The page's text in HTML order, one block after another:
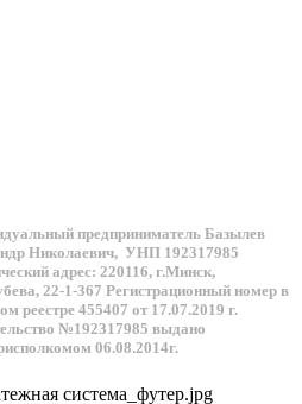
предприниматель Базылев
Николаевич, УНП 192317985
адрес: 220116, г.Минск,
22-1-367 Регистрационный номер в
реестре 455407 от 17.07.2019 г.
№192317985 выдано
06.08.2014г.